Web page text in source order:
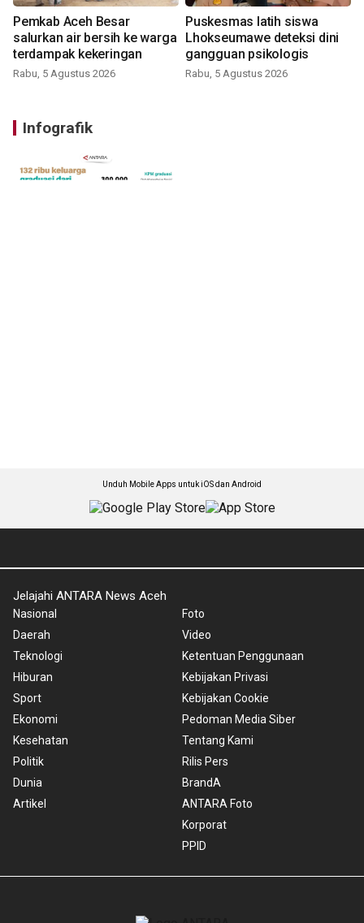
Pemkab Aceh Besar
salurkan air bersih ke warga
terdampak kekeringan
Rabu, 5 Agustus 2026
Puskesmas latih siswa
Lhokseumawe deteksi dini
gangguan psikologis
Rabu, 5 Agustus 2026
Infografik
Unduh Mobile Apps untuk iOS dan Android
Jelajahi ANTARA News Aceh
Nasional
Daerah
Teknologi
Hiburan
Sport
Ekonomi
Kesehatan
Politik
Dunia
Artikel
Foto
Video
Ketentuan Penggunaan
Kebijakan Privasi
Kebijakan Cookie
Pedoman Media Siber
Tentang Kami
Rilis Pers
BrandA
ANTARA Foto
Korporat
PPID